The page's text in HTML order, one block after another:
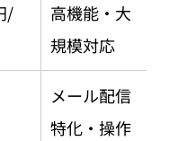
/
高機能・大
規模対応
メール配信
特化・操作